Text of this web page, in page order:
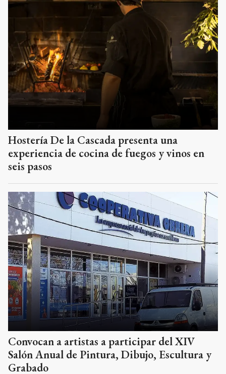
Hostería De la Cascada presenta una
experiencia de cocina de fuegos y vinos en
seis pasos
Convocan a artistas a participar del XIV
Salón Anual de Pintura, Dibujo, Escultura y
Grabado